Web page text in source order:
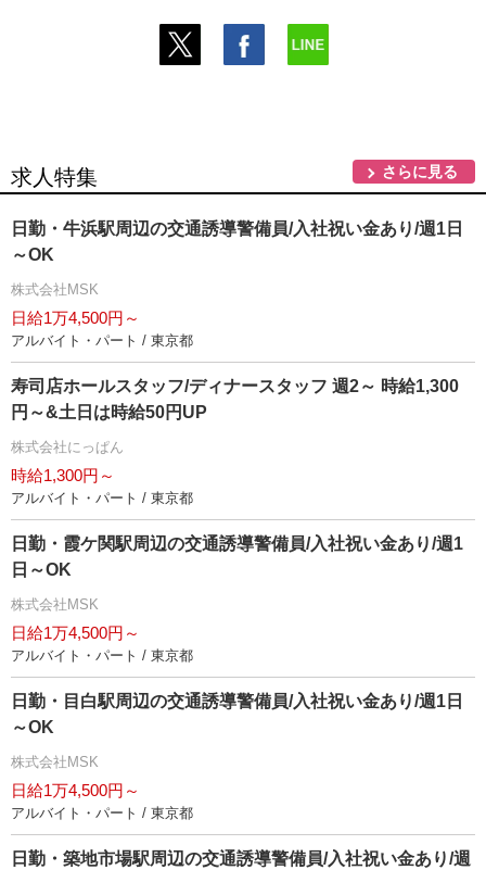
求人特集 さらに見る
日勤・牛浜駅周辺の交通誘導警備員/入社祝い金あり/週1日
～OK
株式会社MSK
日給1万4,500円～
アルバイト・パート / 東京都
寿司店ホールスタッフ/ディナースタッフ 週2～ 時給1,300
円～&土日は時給50円UP
株式会社にっぱん
時給1,300円～
アルバイト・パート / 東京都
日勤・霞ケ関駅周辺の交通誘導警備員/入社祝い金あり/週1
日～OK
株式会社MSK
日給1万4,500円～
アルバイト・パート / 東京都
日勤・目白駅周辺の交通誘導警備員/入社祝い金あり/週1日
～OK
株式会社MSK
日給1万4,500円～
アルバイト・パート / 東京都
日勤・築地市場駅周辺の交通誘導警備員/入社祝い金あり/週